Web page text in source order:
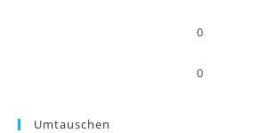
0
0
Umtauschen